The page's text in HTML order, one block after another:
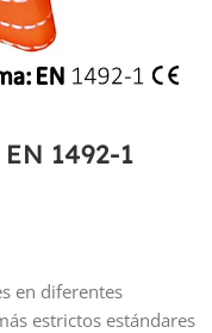
1492-1
en diferentes
estrictos estándares